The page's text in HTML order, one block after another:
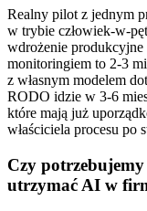
Realny pilot z jednym
w trybie człowiek-w-
wdrożenie
monitoringiem to 2-3
z własnym modelem
RODO idzie w 3-6
które mają już
właściciela procesu po
Czy potrzebujemy
utrzymać AI w